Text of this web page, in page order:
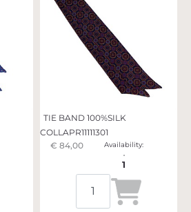
TIE BAND 100%SILK
COLLAPR11111301
€ 84,00
Availability:
1
Quantità